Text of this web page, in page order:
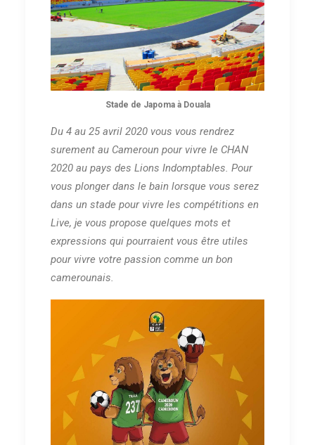
Stade de Japoma à Douala
Du 4 au 25 avril 2020 vous vous rendrez
surement au Cameroun pour vivre le CHAN
2020 au pays des Lions Indomptables. Pour
vous plonger dans le bain lorsque vous serez
dans un stade pour vivre les compétitions en
Live, je vous propose quelques mots et
expressions qui pourraient vous être utiles
pour vivre votre passion comme un bon
camerounais.